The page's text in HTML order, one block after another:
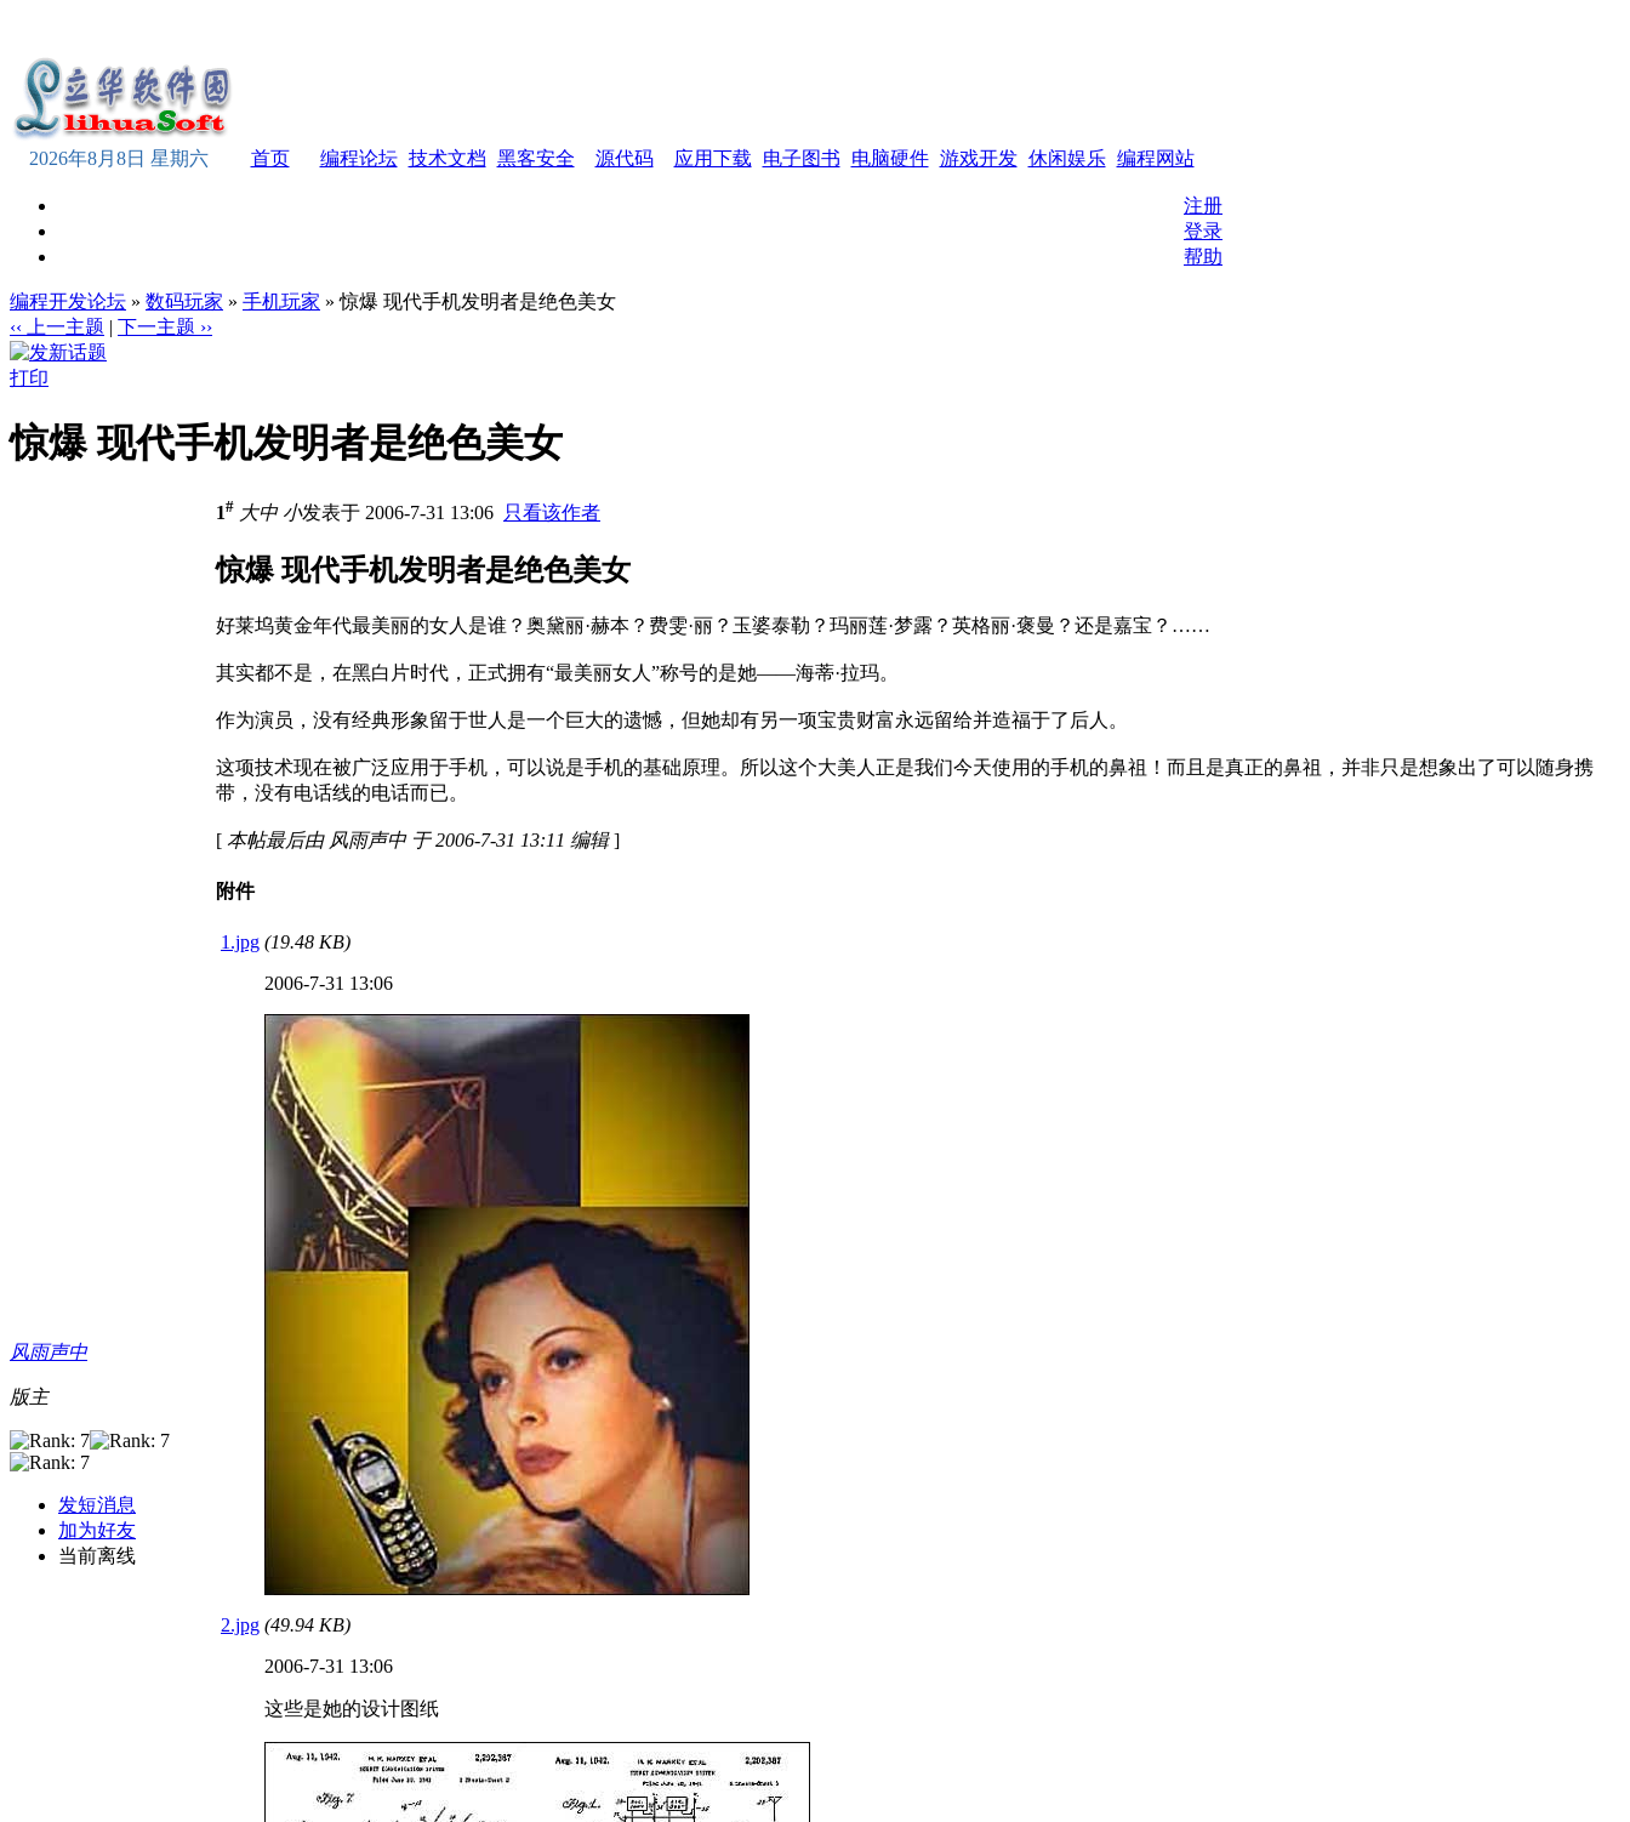
2026年8月8日 星期六 首页 编程论坛 技术文档 黑客安全 源代码 应用下载 电子图书 电脑硬件 游戏开发 休闲娱乐 编程网站
注册
登录
帮助
编程开发论坛 » 数码玩家 » 手机玩家 » 惊爆 现代手机发明者是绝色美女
‹‹ 上一主题 | 下一主题 ››
打印
惊爆 现代手机发明者是绝色美女
风雨声中
版主
发短消息
加为好友
当前离线
1# 大中 小发表于 2006-7-31 13:06 只看该作者
惊爆 现代手机发明者是绝色美女
好莱坞黄金年代最美丽的女人是谁？奥黛丽·赫本？费雯·丽？玉婆泰勒？玛丽莲·梦露？英格丽·褒曼？还是嘉宝？……
其实都不是，在黑白片时代，正式拥有“最美丽女人”称号的是她——海蒂·拉玛。
作为演员，没有经典形象留于世人是一个巨大的遗憾，但她却有另一项宝贵财富永远留给并造福于了后人。
这项技术现在被广泛应用于手机，可以说是手机的基础原理。所以这个大美人正是我们今天使用的手机的鼻祖！而且是真正的鼻祖，并非只是想象出了可以随身携
带，没有电话线的电话而已。
[ 本帖最后由 风雨声中 于 2006-7-31 13:11 编辑]
附件
1.jpg (19.48 KB)
2006-7-31 13:06
2.jpg (49.94 KB)
2006-7-31 13:06
这些是她的设计图纸